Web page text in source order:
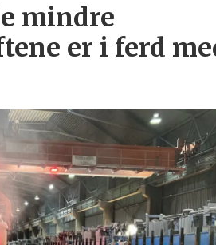
mindre
er i ferd